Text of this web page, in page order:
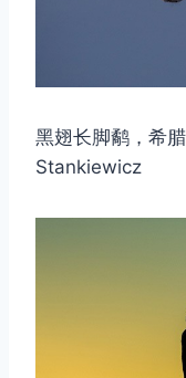
黑翅长脚鹬，希
Stankiewicz